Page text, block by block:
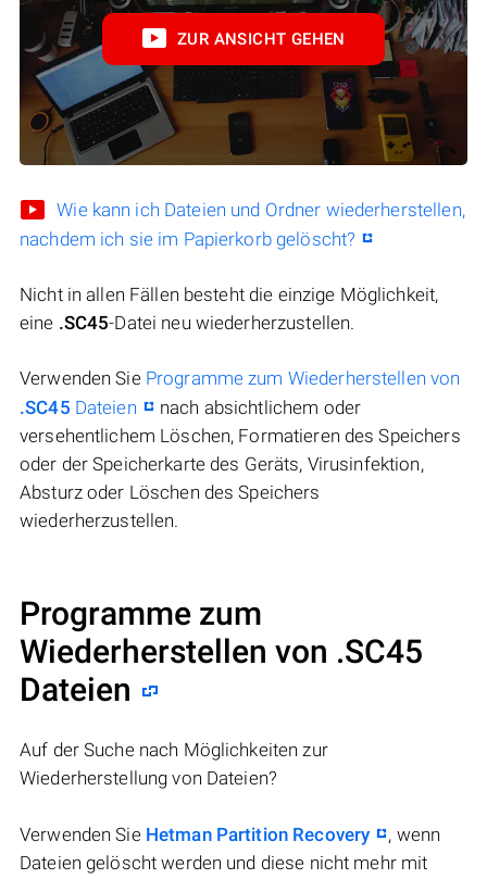
ZUR ANSICHT GEHEN
Wie kann ich Dateien und Ordner wiederherstellen,
nachdem ich sie im Papierkorb gelöscht?
Nicht in allen Fällen besteht die einzige Möglichkeit,
eine .SC45-Datei neu wiederherzustellen.
Verwenden Sie Programme zum Wiederherstellen von
.SC45 Dateien
nach absichtlichem oder
versehentlichem Löschen, Formatieren des Speichers
oder der Speicherkarte des Geräts, Virusinfektion,
Absturz oder Löschen des Speichers
wiederherzustellen.
Programme zum
Wiederherstellen von .SC45
Dateien
Auf der Suche nach Möglichkeiten zur
Wiederherstellung von Dateien?
Verwenden Sie Hetman Partition Recovery
, wenn
Dateien gelöscht werden und diese nicht mehr mit